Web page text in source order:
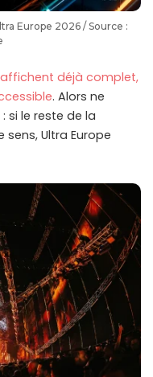
Europe 2026 / Source :
déjà complet,
. Alors ne
si le reste de la
Ultra Europe